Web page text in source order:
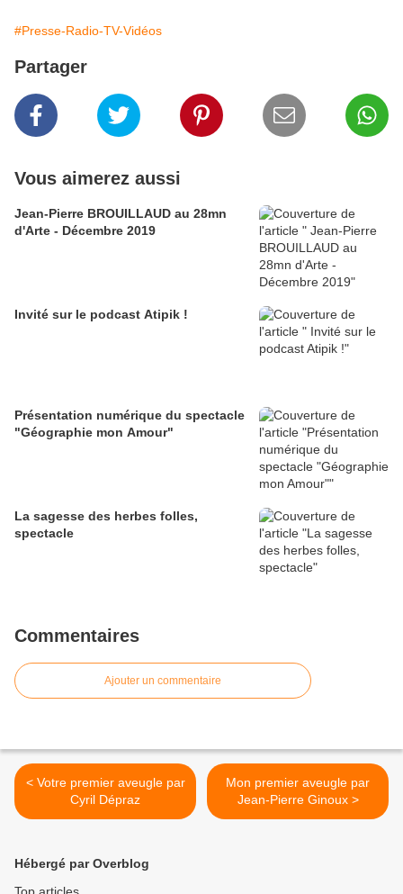
#Presse-Radio-TV-Vidéos
Partager
Vous aimerez aussi
Jean-Pierre BROUILLAUD au 28mn
d'Arte - Décembre 2019
Invité sur le podcast Atipik !
Présentation numérique du spectacle
"Géographie mon Amour"
La sagesse des herbes folles,
spectacle
Commentaires
Ajouter un commentaire
< Votre premier aveugle par
Cyril Dépraz
Mon premier aveugle par
Jean-Pierre Ginoux >
Hébergé par Overblog